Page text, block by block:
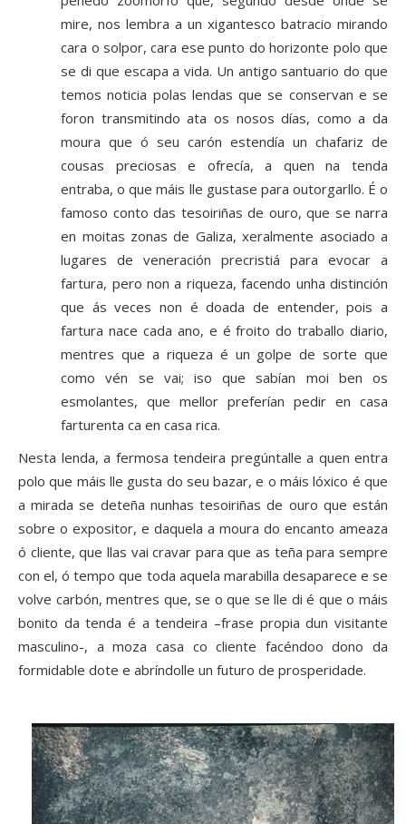
mire, nos lembra a un xigantesco batracio mirando
cara o solpor, cara ese punto do horizonte polo que
se di que escapa a vida. Un antigo santuario do que
temos noticia polas lendas que se conservan e se
foron transmitindo ata os nosos días, como a da
moura que ó seu carón estendía un chafariz de
cousas preciosas e ofrecía, a quen na tenda
entraba, o que máis lle gustase para outorgarllo. É o
famoso conto das tesoiriñas de ouro, que se narra
en moitas zonas de Galiza, xeralmente asociado a
lugares de veneración precristiá para evocar a
fartura, pero non a riqueza, facendo unha distinción
que ás veces non é doada de entender, pois a
fartura nace cada ano, e é froito do traballo diario,
mentres que a riqueza é un golpe de sorte que
como vén se vai; iso que sabían moi ben os
esmolantes, que mellor preferían pedir en casa
farturenta ca en casa rica.
Nesta lenda, a fermosa tendeira pregúntalle a quen entra
polo que máis lle gusta do seu bazar, e o máis lóxico é que
a mirada se deteña nunhas tesoiriñas de ouro que están
sobre o expositor, e daquela a moura do encanto ameaza
ó cliente, que llas vai cravar para que as teña para sempre
con el, ó tempo que toda aquela marabilla desaparece e se
volve carbón, mentres que, se o que se lle di é que o máis
bonito da tenda é a tendeira –frase propia dun visitante
masculino-, a moza casa co cliente facéndoo dono da
formidable dote e abríndolle un futuro de prosperidade.